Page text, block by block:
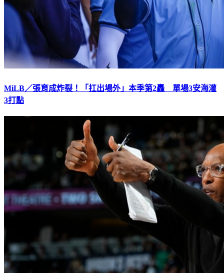
MiLB／張育成炸裂！「扛出場外」本季第2轟 單場3安海灌
3打點